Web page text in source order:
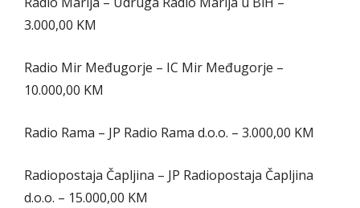
3.000,00 KM
Radio Mir Međugorje – IC Mir Međugorje –
10.000,00 KM
Radio Rama – JP Radio Rama d.o.o. – 3.000,00 KM
Radiopostaja Čapljina – JP Radiopostaja Čapljina
d.o.o. – 15.000,00 KM